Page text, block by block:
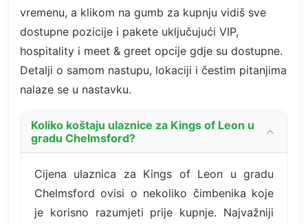
vremenu, a klikom na gumb za kupnju vidiš sve
dostupne pozicije i pakete uključujući VIP,
hospitality i meet & greet opcije gdje su dostupne.
Detalji o samom nastupu, lokaciji i čestim pitanjima
nalaze se u nastavku.
Koliko koštaju ulaznice za Kings of Leon u
gradu Chelmsford?
Cijena ulaznica za Kings of Leon u gradu
Chelmsford ovisi o nekoliko čimbenika koje
je korisno razumjeti prije kupnje. Najvažniji